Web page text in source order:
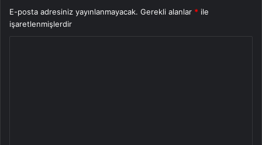
E-posta adresiniz yayınlanmayacak. Gerekli alanlar * ile
işaretlenmişlerdir